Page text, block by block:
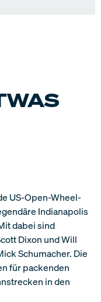
US-Open-Wheel-
Indianapolis
dabei sind
Dixon und Will
Schumacher. Die
für packenden
in den